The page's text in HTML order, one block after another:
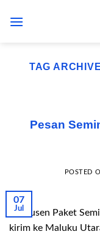
TAG
Pesan
POSTED
07
Jul
Produsen Paket
kirim ke Maluku